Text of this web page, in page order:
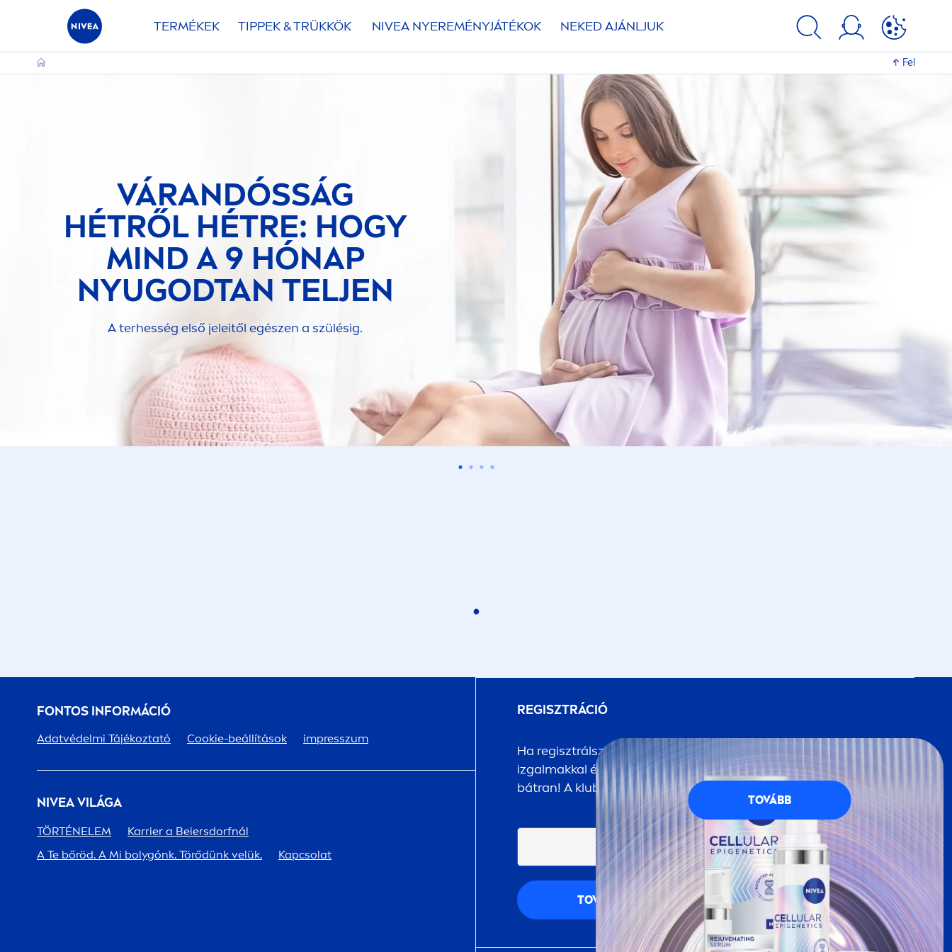
TERMÉKEK TIPPEK & TRÜKKÖK NIVEA NYEREMÉNYJÁTÉKOK NEKED AJÁNLJUK
Fel
VÁRANDÓSSÁG
HÉTRŐL HÉTRE: HOGY
MIND A 9 HÓNAP
NYUGODTAN TELJEN
A terhesség első jeleitől egészen a szülésig.
.
FONTOS INFORMÁCIÓ
Adatvédelmi Tájékoztató Cookie-beállítások impresszum
NIVEAVILÁGA
TÖRTÉNELEM
Karrier a Beiersdorfnál
A Te bőröd. A Mi bolygónk. Törődünk velük.
Kapcsolat
REGISZTRÁCIÓ
Ha regisztrálsz a
izgalmakkal és meglepetésekkel teli, kék-fehér világának. Regisztrálj
bátran! A klubtagság számos előnnyel jár.
TOVÁBB
TOVÁBB